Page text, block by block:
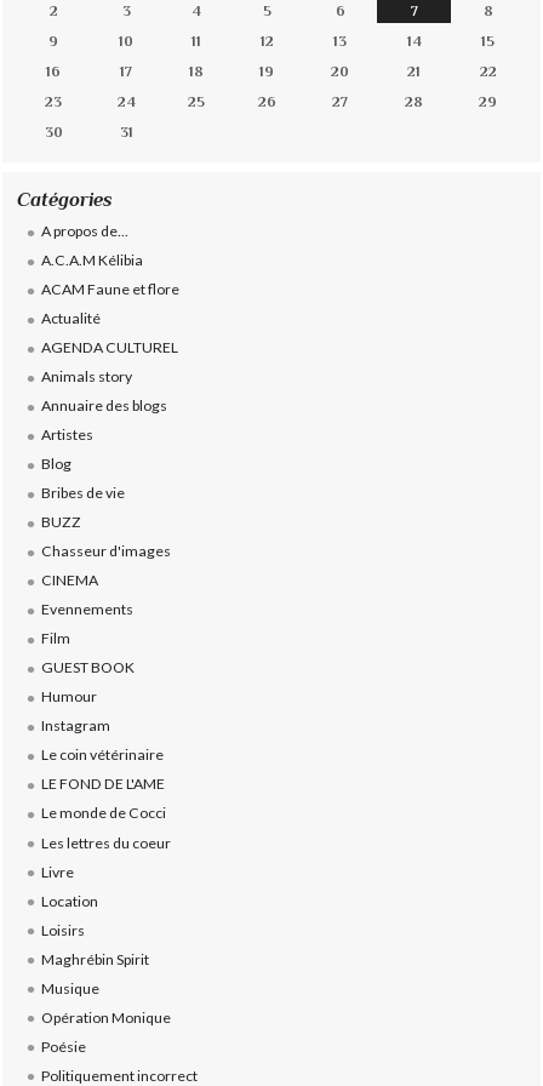
2
3 4 5 6 7
8
9
10 11 12 13 14
15
16
17 18 19 20 21
22
23
24 25 26 27 28
29
30
31
Catégories
A propos de...
A.C.A.M Kélibia
ACAM Faune et flore
Actualité
AGENDA CULTUREL
Animals story
Annuaire des blogs
Artistes
Blog
Bribes de vie
BUZZ
Chasseur d'images
CINEMA
Evennements
Film
GUEST BOOK
Humour
Instagram
Le coin vétérinaire
LE FOND DE L'AME
Le monde de Cocci
Les lettres du coeur
Livre
Location
Loisirs
Maghrébin Spirit
Musique
Opération Monique
Poésie
Politiquement incorrect